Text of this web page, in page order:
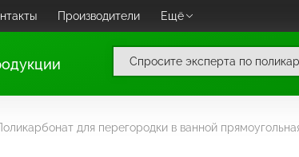
Производители Ещё
для перегородки в ванной